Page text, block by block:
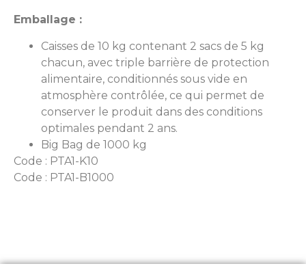
Emballage :
Caisses de 10 kg contenant 2 sacs de 5 kg
chacun, avec triple barrière de protection
alimentaire, conditionnés sous vide en
atmosphère contrôlée, ce qui permet de
conserver le produit dans des conditions
optimales pendant 2 ans.
Big Bag de 1000 kg
Code : PTA1-K10
Code : PTA1-B1000